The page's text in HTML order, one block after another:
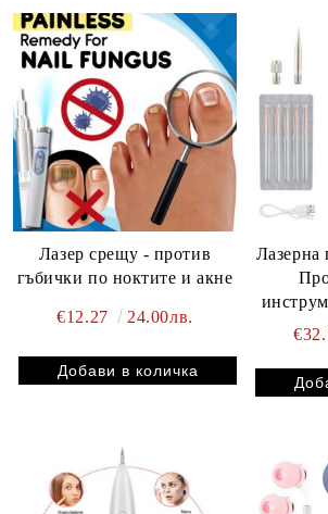
Лазер срещу - против
гъбички по ноктите и акне
€12.27 24.00лв.
Лазерна
точки